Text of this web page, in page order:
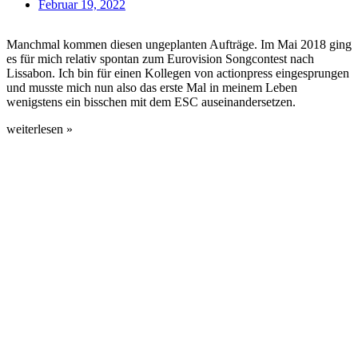
Februar 19, 2022
Manchmal kommen diesen ungeplanten Aufträge. Im Mai 2018 ging
es für mich relativ spontan zum Eurovision Songcontest nach
Lissabon. Ich bin für einen Kollegen von actionpress eingesprungen
und musste mich nun also das erste Mal in meinem Leben
wenigstens ein bisschen mit dem ESC auseinandersetzen.
weiterlesen »